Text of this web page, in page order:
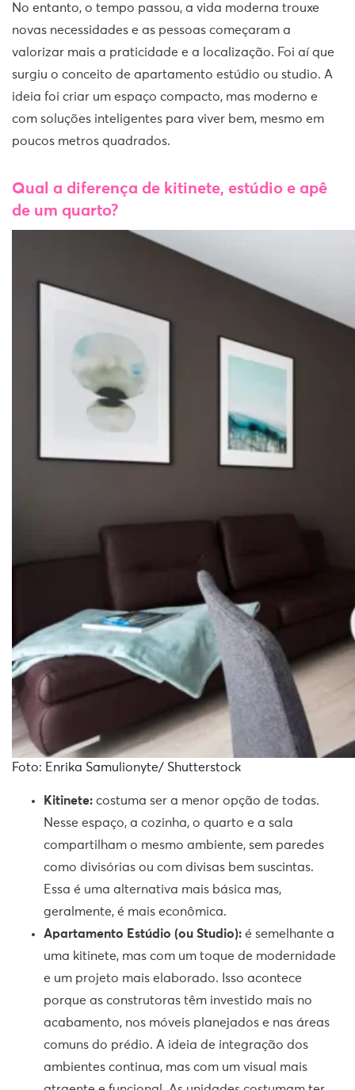
No entanto, o tempo passou, a vida moderna trouxe
novas necessidades e as pessoas começaram a
valorizar mais a praticidade e a localização. Foi aí que
surgiu o conceito de apartamento estúdio ou studio. A
ideia foi criar um espaço compacto, mas moderno e
com soluções inteligentes para viver bem, mesmo em
poucos metros quadrados.
Qual a diferença de kitinete, estúdio e apê
de um quarto?
Foto: Enrika Samulionyte/ Shutterstock
Kitinete: costuma ser a menor opção de todas.
Nesse espaço, a cozinha, o quarto e a sala
compartilham o mesmo ambiente, sem paredes
como divisórias ou com divisas bem suscintas.
Essa é uma alternativa mais básica mas,
geralmente, é mais econômica.
Apartamento Estúdio (ou Studio): é semelhante a
uma kitinete, mas com um toque de modernidade
e um projeto mais elaborado. Isso acontece
porque as construtoras têm investido mais no
acabamento, nos móveis planejados e nas áreas
comuns do prédio. A ideia de integração dos
ambientes continua, mas com um visual mais